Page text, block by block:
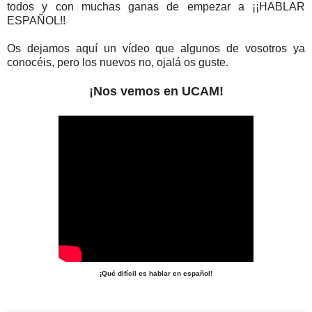
todos y con muchas ganas de empezar a ¡¡HABLAR
ESPAÑOL!!
Os dejamos aquí un vídeo que algunos de vosotros ya
conocéis, pero los nuevos no, ojalá os guste.
¡Nos vemos en UCAM!
¡Qué difícil es hablar en español!